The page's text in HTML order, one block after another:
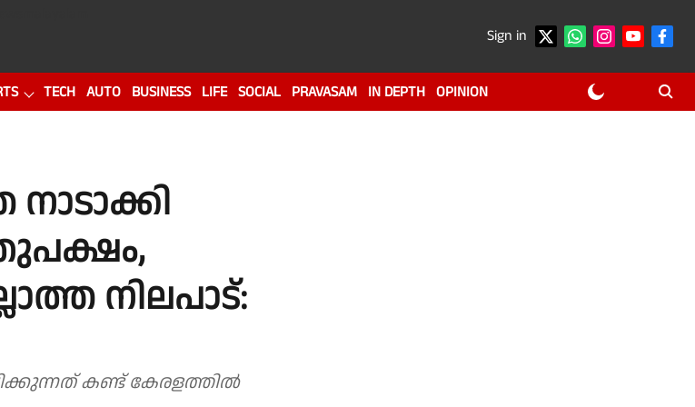
Sign in
TECH AUTO BUSINESS LIFE SOCIAL PRAVASAM IN DEPTH OPINION
നിലപാട്:
കണ്ട് കേരളത്തിൽ